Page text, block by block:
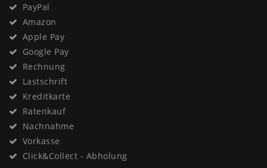
PayPal
Amazon
Apple Pay
Google Pay
Rechnung
Lastschrift
Kreditkarte
Ratenkauf
Nachnahme
Vorkasse
Click&Collect - Abholung